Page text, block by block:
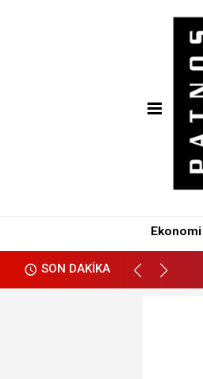
Ekonomi
SON DAKİKA